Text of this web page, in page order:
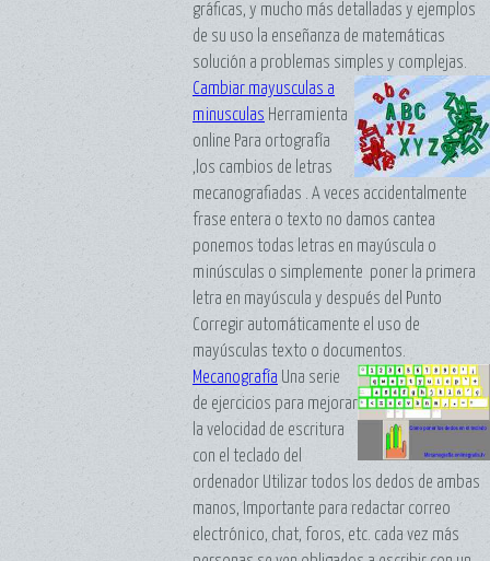
gráficas, y mucho más detalladas y ejemplos
de su uso la enseñanza de matemáticas
solución a problemas simples y complejas.
Cambiar mayusculas a
minusculas Herramienta
online Para ortografía
,los cambios de letras
mecanografiadas . A veces accidentalmente
frase entera o texto no damos cantea
ponemos todas letras en mayúscula o
minúsculas o simplemente poner la primera
letra en mayúscula y después del Punto
Corregir automáticamente el uso de
mayúsculas texto o documentos.
Mecanografía Una serie
de ejercicios para mejorar
la velocidad de escritura
con el teclado del
ordenador Utilizar todos los dedos de ambas
manos, Importante para redactar correo
electrónico, chat, foros, etc. cada vez más